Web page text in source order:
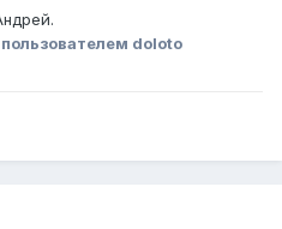
пользователем doloto